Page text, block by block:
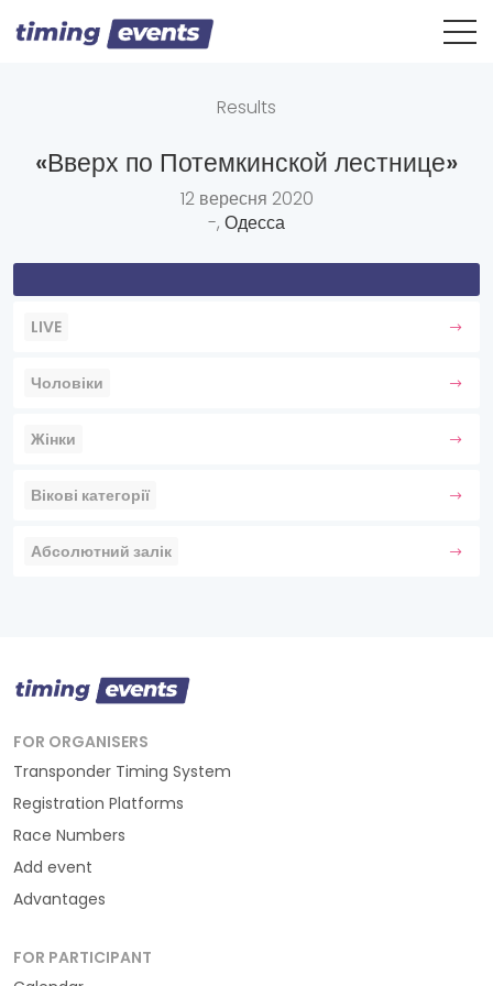
Results
«Вверх по Потемкинской лестнице»
12 вересня 2020
-, Одесса
LIVE
Чоловіки
Жінки
Вікові категорії
Абсолютний залік
FOR ORGANISERS
Transponder Timing System
Registration Platforms
Race Numbers
Add event
Advantages
FOR PARTICIPANT